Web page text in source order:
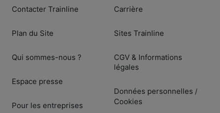
Contacter Trainline
Plan du Site
Qui sommes-nous ?
Espace presse
Pour les entreprises
Carrière
Sites Trainline
CGV & Informations
légales
Données personnelles /
Cookies